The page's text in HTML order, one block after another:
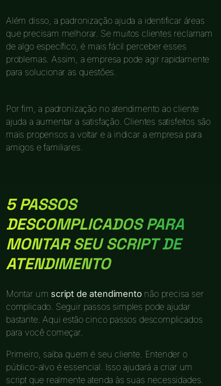
Além disso, a padronização ajuda a identificar áreas
que precisam melhorar. Se muitos clientes reclamam
de algo específico, é mais fácil perceber esses
problemas. Assim, a empresa pode agir rapidamente
para solucionar as questões.
Por fim, a padronização no atendimento ao cliente
ajuda a aumentar a satisfação. Clientes satisfeitos são
mais propensos a voltar e a indicar a empresa para
amigos e familiares.
5 PASSOS
DESCOMPLICADOS PARA
MONTAR SEU SCRIPT DE
ATENDIMENTO
Montar um script de atendimento não precisa ser
complicado. Seguir passos simples pode ajudar
bastante. Aqui estão cinco passos descomplicados
para você começar.
Primeiro, saiba quem é seu cliente. Entender o
público-alvo é essencial. Isso ajudará a criar um
script que realmente atenda às suas necessidades.